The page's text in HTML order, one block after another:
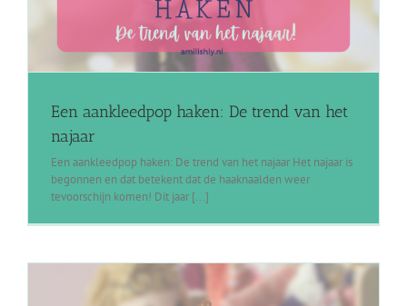
Een aankleedpop haken: De trend van het
najaar
Een aankleedpop haken: De trend van het najaar Het najaar is
begonnen en dat betekent dat de haaknaalden weer
tevoorschijn komen! Dit jaar [...]